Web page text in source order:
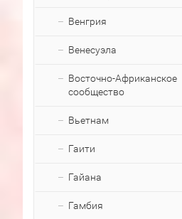
Венгрия
Венесуэла
Восточно-Африканское
сообщество
Вьетнам
Гаити
Гайана
Гамбия